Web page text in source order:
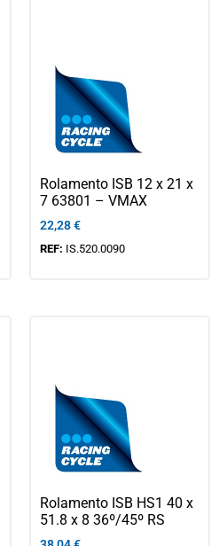
Rolamento ISB 12 x 21 x
7 63801 – VMAX
22,28€
REF: IS.520.0090
Rolamento ISB HS1 40 x
51.8 x 8 36º/45º RS